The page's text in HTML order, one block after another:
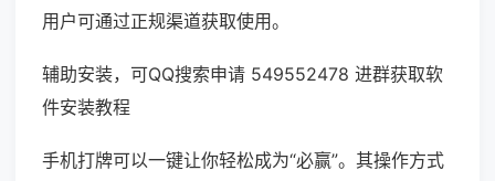
用户可通过正规渠道获取使用。
辅助安装，可QQ搜索申请 549552478 进群获取软
件安装教程
手机打牌可以一键让你轻松成为“必赢”。其操作方式